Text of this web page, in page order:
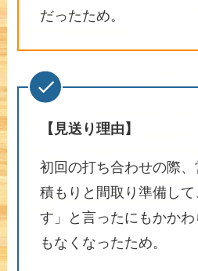
だったため。
【見送り理由】
初回の打ち合わせの際
積もりと間取り準備して
す」と言ったにもかか
もなくなったため。